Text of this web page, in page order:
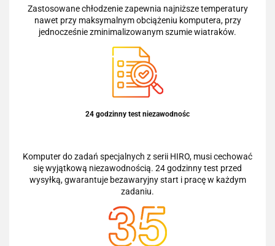
Zastosowane chłodzenie zapewnia najniższe temperatury
nawet przy maksymalnym obciążeniu komputera, przy
jednocześnie zminimalizowanym szumie wiatraków.
24 godzinny test niezawodnośc
Komputer do zadań specjalnych z serii HIRO, musi cechować
się wyjątkową niezawodnością. 24 godzinny test przed
wysyłką, gwarantuje bezawaryjny start i pracę w każdym
zadaniu.